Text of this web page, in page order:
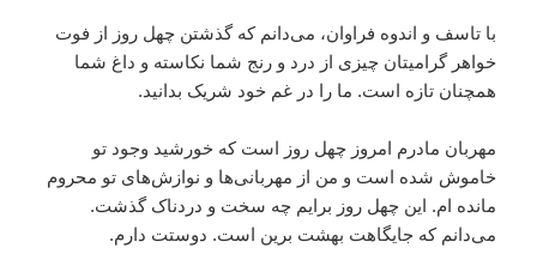
با تاسف و اندوه فراوان، می‌دانم که گذشتن چهل روز از فوت
خواهر گرامیتان چیزی از درد و رنج شما نکاسته و داغ شما
همچنان تازه است. ما را در غم خود شریک بدانید.
مهربان مادرم امروز چهل روز است که خورشید وجود تو
خاموش شده است و من از مهربانی‌ها و نوازش‌های تو محروم
مانده ام. این چهل روز برایم چه سخت و دردناک گذشت.
می‌دانم که جایگاهت بهشت برین است. دوستت دارم.